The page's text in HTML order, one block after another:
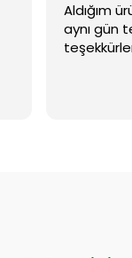
Aldığım ürün
aynı gün teslim
teşekkürler